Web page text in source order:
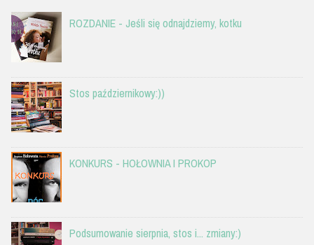
ROZDANIE - Jeśli się odnajdziemy, kotku
Stos październikowy:))
KONKURS - HOŁOWNIA I PROKOP
Podsumowanie sierpnia, stos i... zmiany:)